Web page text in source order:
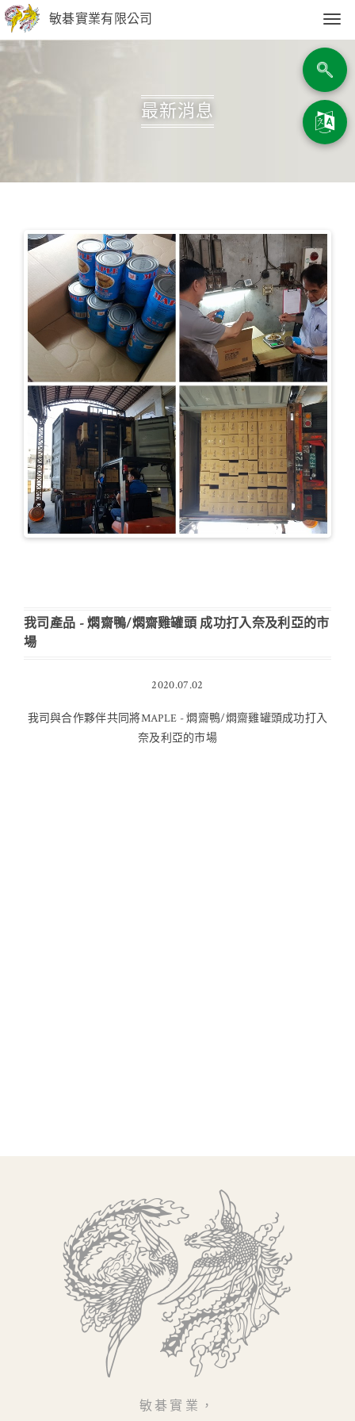
敏碁實業有限公司
最新消息
我司產品 - 燜齋鴨/燜齋雞罐頭 成功打入奈及利亞的市
場
2020.07.02
我司與合作夥伴共同將MAPLE - 燜齋鴨/燜齋雞罐頭成功打入
奈及利亞的市場
敏碁實業，